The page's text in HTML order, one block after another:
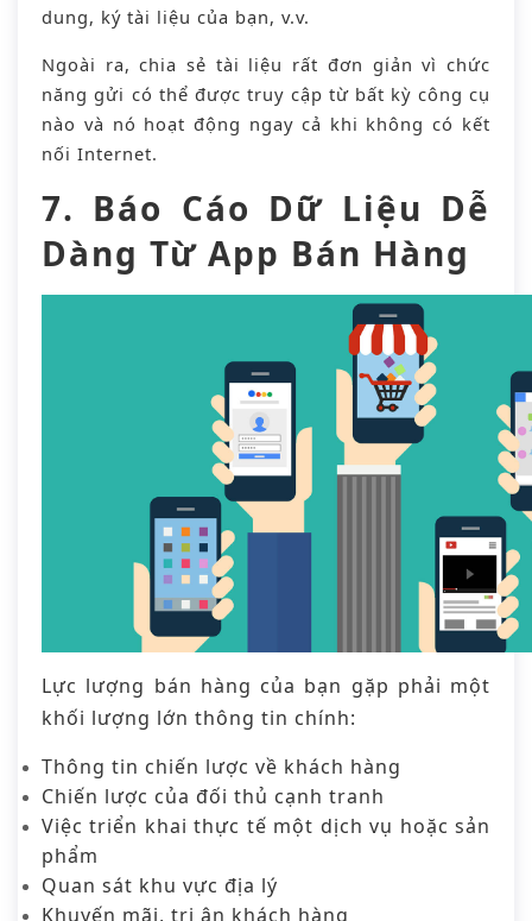
dung, ký tài liệu của bạn, v.v.
Ngoài ra, chia sẻ tài liệu rất đơn giản vì chức
năng gửi có thể được truy cập từ bất kỳ công cụ
nào và nó hoạt động ngay cả khi không có kết
nối Internet.
7. Báo Cáo Dữ Liệu Dễ
Dàng Từ App Bán Hàng
Lực lượng bán hàng của bạn gặp phải một
khối lượng lớn thông tin chính:
Thông tin chiến lược về khách hàng
Chiến lược của đối thủ cạnh tranh
Việc triển khai thực tế một dịch vụ hoặc sản
phẩm
Quan sát khu vực địa lý
Khuyến mãi, tri ân khách hàng